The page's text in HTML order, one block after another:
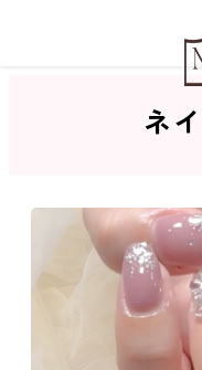
ネイルカタロ
おすすめクー
ネ